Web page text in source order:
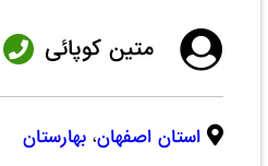
متین کوپائی
استان اصفهان، بهارستان